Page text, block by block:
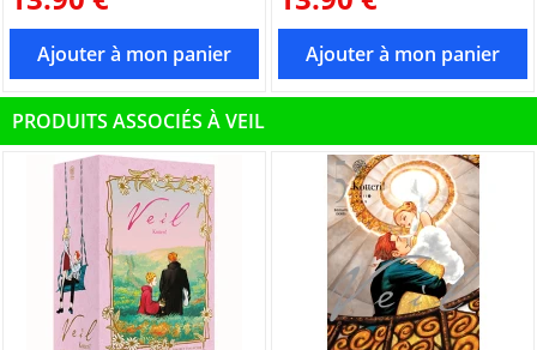
PRODUITS ASSOCIÉS À VEIL